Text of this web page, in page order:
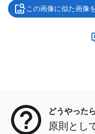
この画像に似た画像
どうやった
原則とし